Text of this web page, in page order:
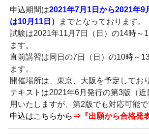
申込期間は2021年7月1日から2021年9
は10月11日）
までとなっております。
試験は2021年11月7日（日）の14時～
ます。
直前講習は同日の7日（日）の10時～
ます。
開催場所は、東京、大阪を予定してお
テキストは2021年6月発行の第3版（
用いたしますが、第2版でも対応可能で
申込はこちらから ⇒『出願から合格発